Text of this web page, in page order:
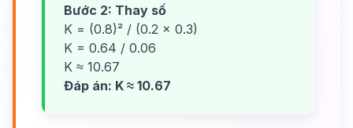
Bước 2: Thay số
K = (0.8)² / (0.2 × 0.3)
K = 0.64 / 0.06
K ≈ 10.67
Đáp án: K ≈ 10.67